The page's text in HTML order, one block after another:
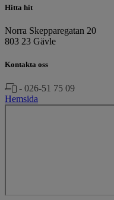
Hitta hit
Norra Skepparegatan 20
803 23 Gävle
Kontakta oss
- 026-51 75 09
Hemsida